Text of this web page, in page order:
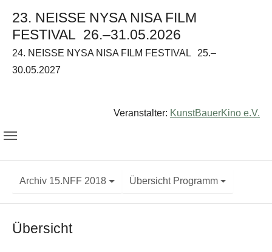
23. NEISSE NYSA NISA FILM
FESTIVAL 26.–31.05.2026
24. NEISSE NYSA NISA FILM FESTIVAL
25.–
30.05.2027
Veranstalter: KunstBauerKino e.V.
Archiv 15.NFF 2018 Übersicht Programm
Übersicht